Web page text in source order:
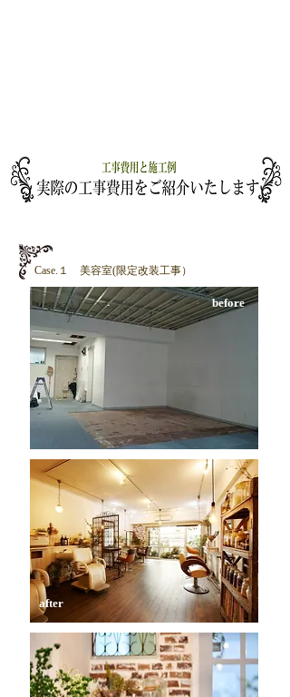
​Case.１ 美容室(限定改装工事）
​before
​after